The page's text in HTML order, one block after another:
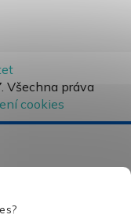
. Všechna práva
cookies